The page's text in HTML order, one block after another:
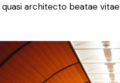
architecto beatae vitae